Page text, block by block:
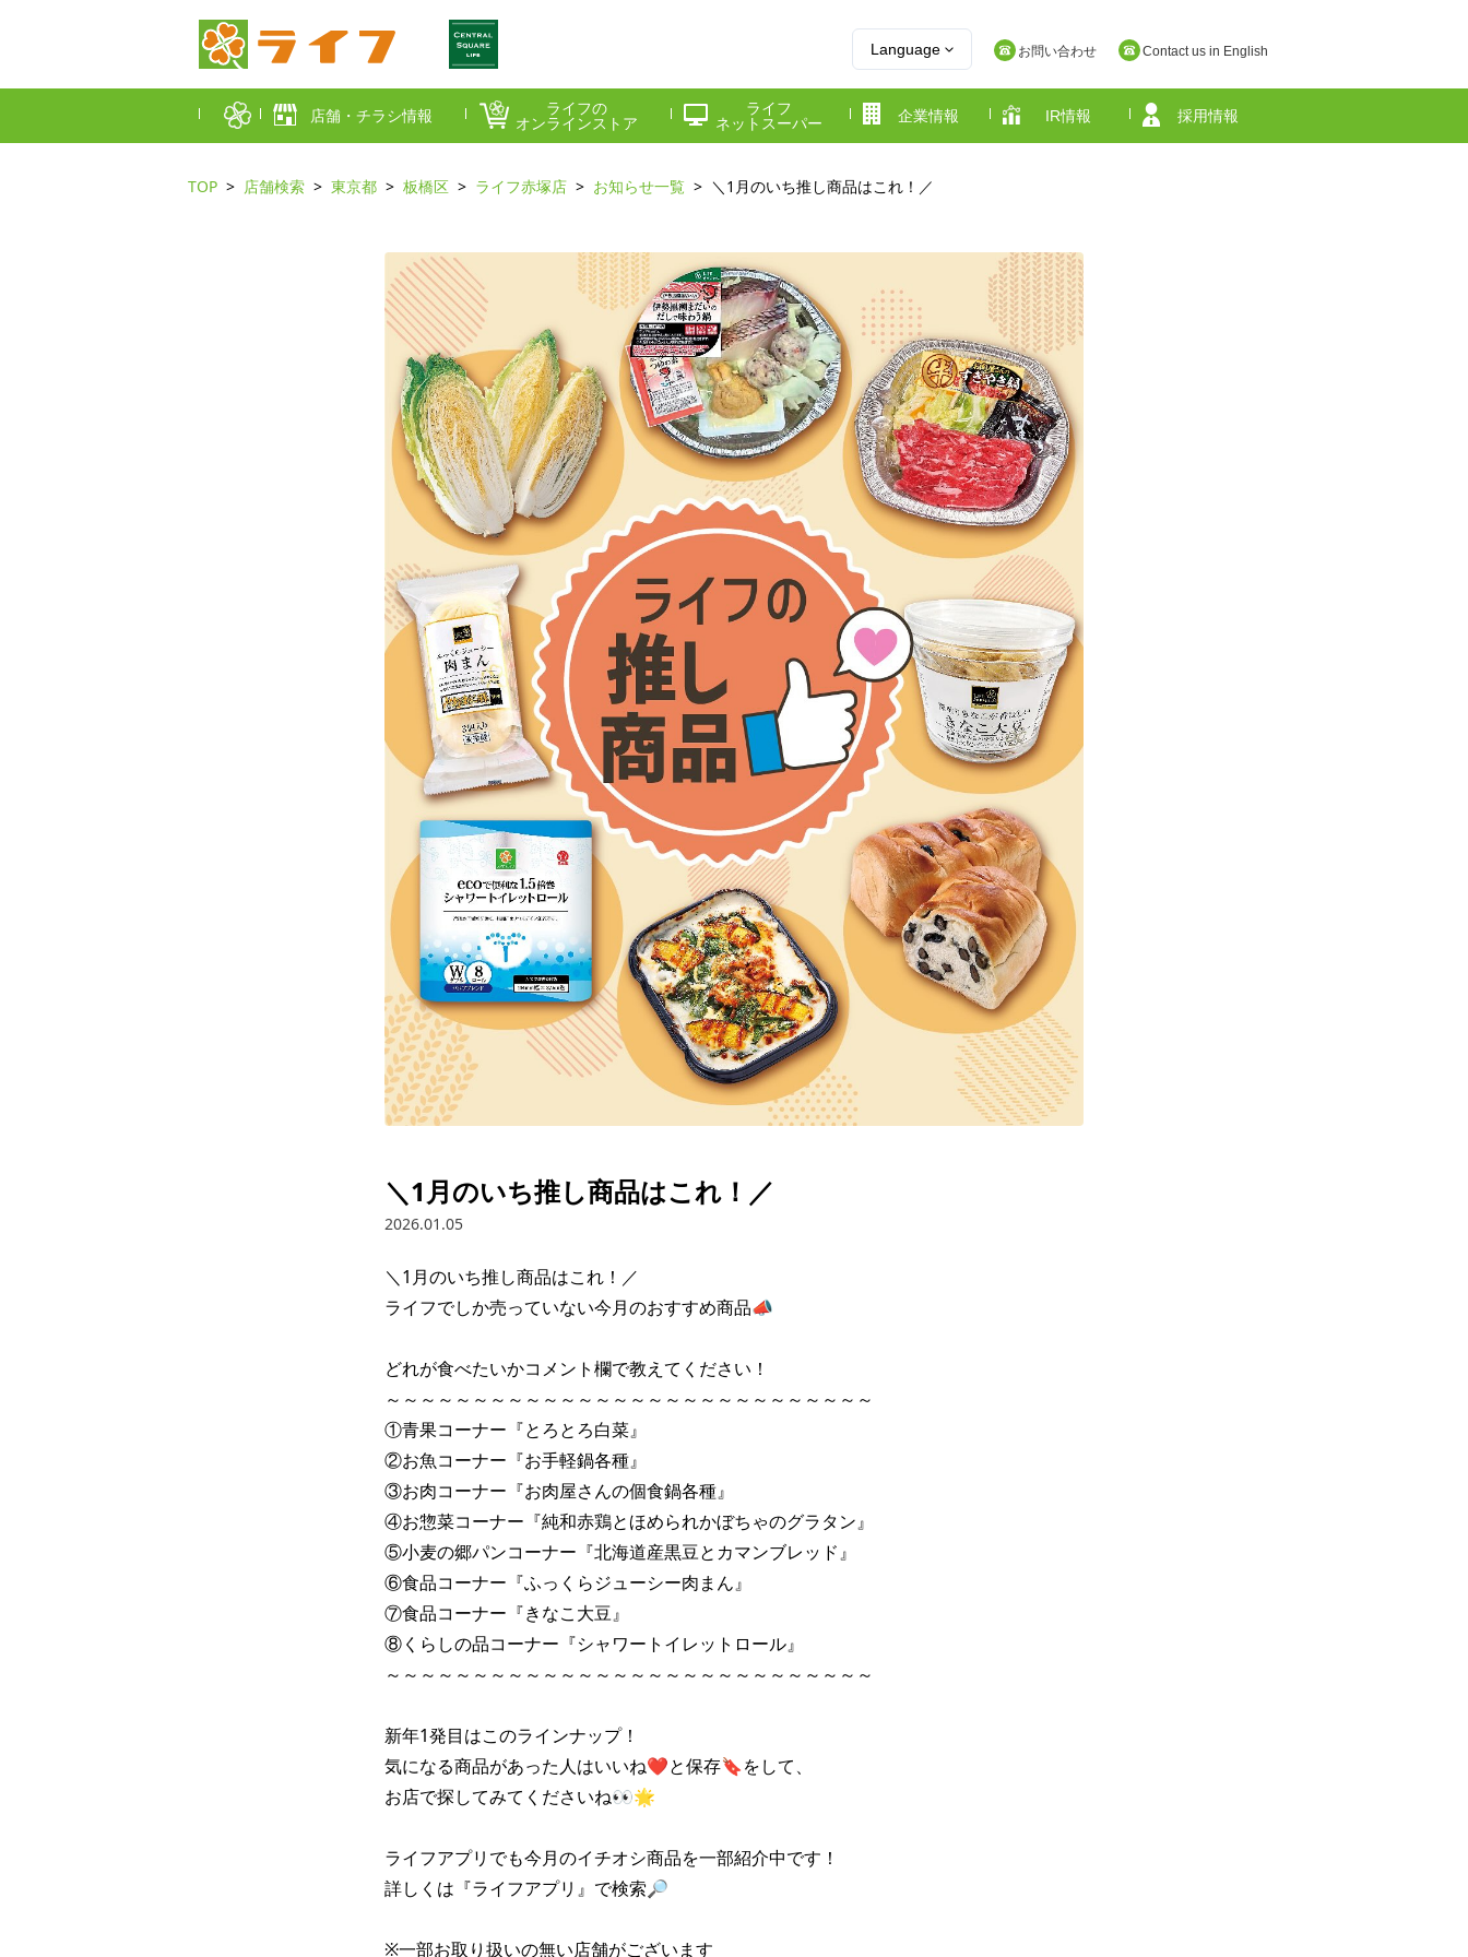
Language お問い合わせ Contact us in English
店舗・チラシ情報
大阪府 京都府 兵庫県 奈良県
ライフの
オンラインストア
ライフ
ネットスーパー
企業情報 IR情報 採用情報
TOP 店舗検索 東京都 板橋区 ライフ赤塚店 お知らせ一覧 ＼1月のいち推し商品はこれ！／
＼1月のいち推し商品はこれ！／
2026.01.05
＼1月のいち推し商品はこれ！／
ライフでしか売っていない今月のおすすめ商品📣
どれが食べたいかコメント欄で教えてください！
～～～～～～～～～～～～～～～～～～～～～～～～～～～～
①青果コーナー『とろとろ白菜』
②お魚コーナー『お手軽鍋各種』
③お肉コーナー『お肉屋さんの個食鍋各種』
④お惣菜コーナー『純和赤鶏とほめられかぼちゃのグラタン』
⑤小麦の郷パンコーナー『北海道産黒豆とカマンブレッド』
⑥食品コーナー『ふっくらジューシー肉まん』
⑦食品コーナー『きなこ大豆』
⑧くらしの品コーナー『シャワートイレットロール』
～～～～～～～～～～～～～～～～～～～～～～～～～～～～
新年1発目はこのラインナップ！
気になる商品があった人はいいね❤と保存🔖をして、
お店で探してみてくださいね👀🌟
ライフアプリでも今月のイチオシ商品を一部紹介中です！
詳しくは『ライフアプリ』で検索🔎
※一部お取り扱いの無い店舗がございます